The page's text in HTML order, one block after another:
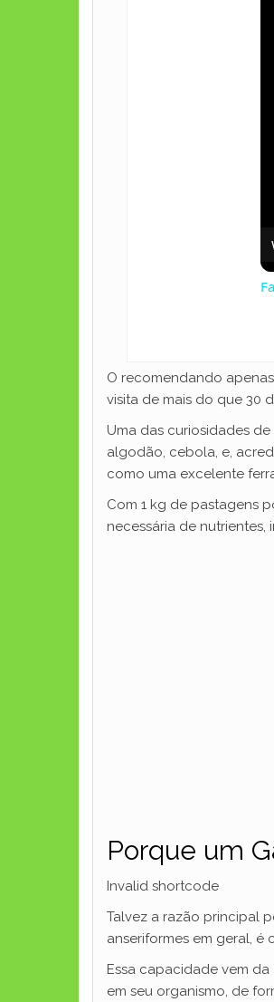
O recomendando
visita de mais do que 30
Uma das curiosidades
algodão, cebola, e,
como uma excelente
Com 1 kg de pastagens
necessária de nutrientes,
Porque um
Invalid shortcode
Talvez a razão principal
anseriformes em geral,
Essa capacidade vem
em seu organismo, de